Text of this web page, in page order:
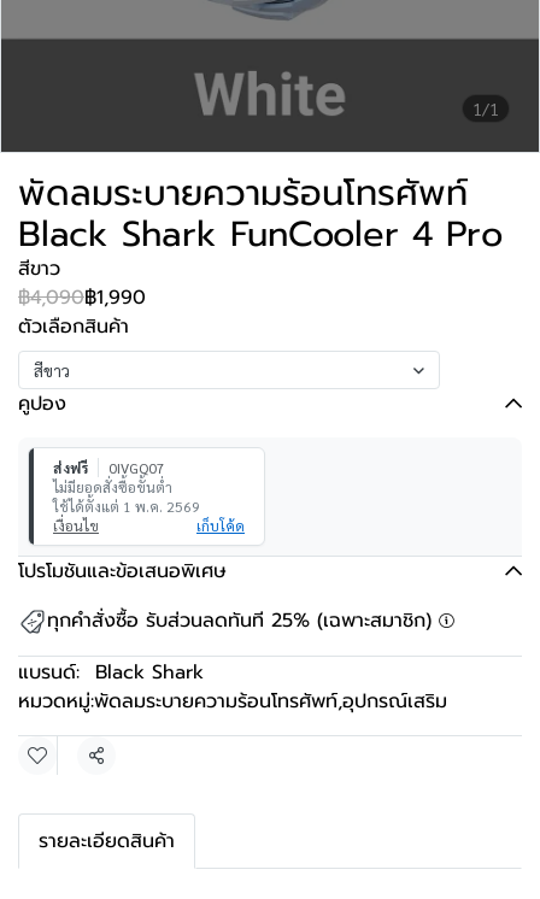
1/1
พัดลมระบายความร้อนโทรศัพท์
Black Shark FunCooler 4 Pro
สีขาว
฿4,090฿1,990
ตัวเลือกสินค้า
สีขาว
คูปอง
ส่งฟรี
0IVGQ07
ไม่มียอดสั่งซื้อขั้นต่ำ
ใช้ได้ตั้งแต่ 1 พ.ค. 2569
เงื่อนไข
เก็บโค้ด
โปรโมชันและข้อเสนอพิเศษ
ทุกคำสั่งซื้อ รับส่วนลดทันที 25% (เฉพาะสมาชิก)
แบรนด์: Black Shark
หมวดหมู่:พัดลมระบายความร้อนโทรศัพท์,อุปกรณ์เสริม
แชร์
รายละเอียดสินค้า